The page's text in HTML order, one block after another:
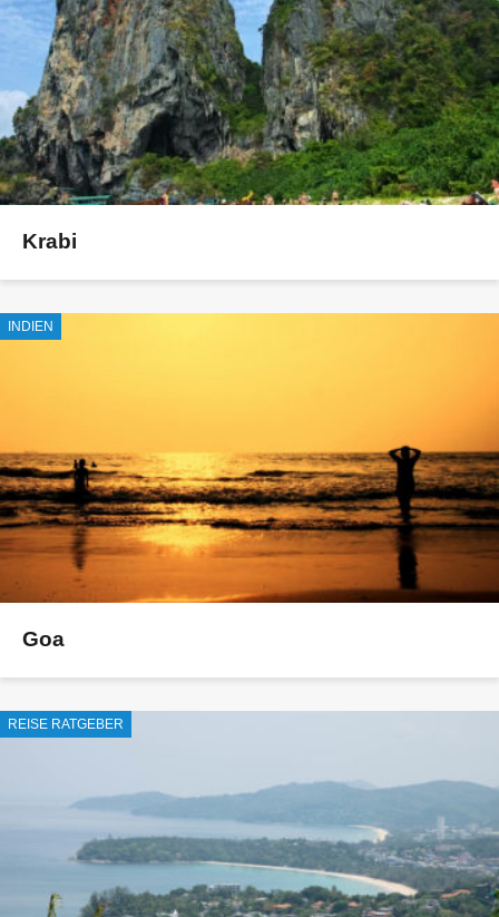
Krabi
INDIEN
Goa
REISE RATGEBER